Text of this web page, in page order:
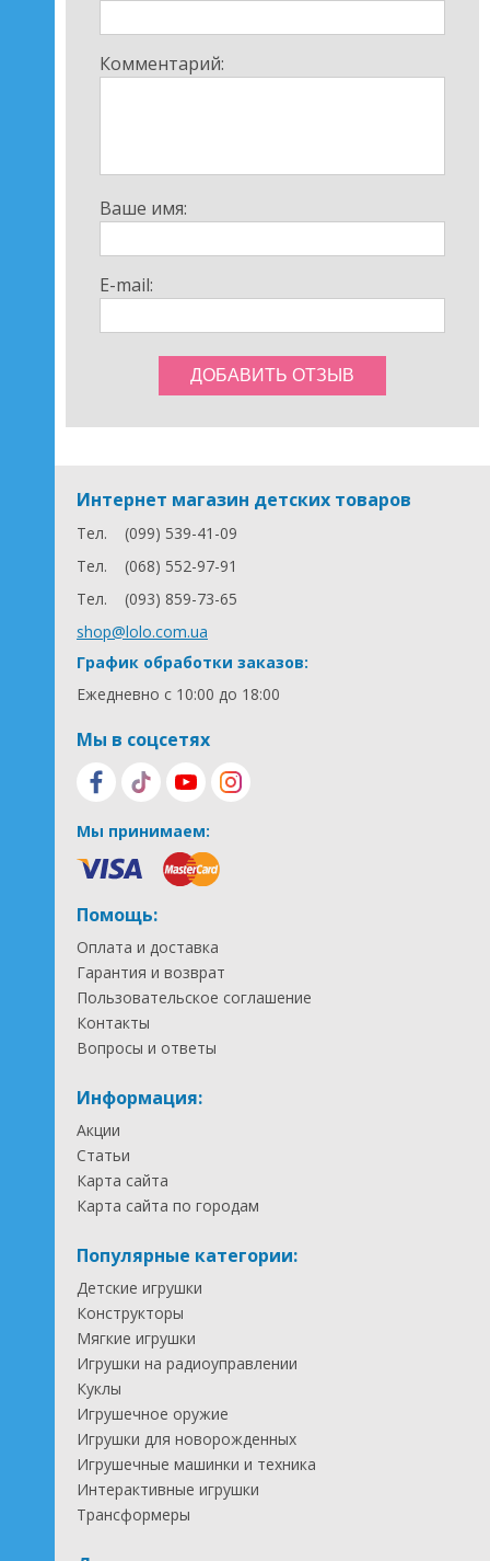
Комментарий:
Ваше имя:
E-mail:
Интернет магазин детских товаров
Тел.
(099) 539-41-09
Тел.
(068) 552-97-91
Тел.
(093) 859-73-65
shop@lolo.com.ua
График обработки заказов:
Ежедневно с 10:00 до 18:00
Мы в соцсетях
Мы принимаем:
Помощь:
Оплата и доставка
Гарантия и возврат
Пользовательское соглашение
Контакты
Вопросы и ответы
Информация:
Акции
Статьи
Карта сайта
Карта сайта по городам
Популярные категории:
Детские игрушки
Конструкторы
Мягкие игрушки
Игрушки на радиоуправлении
Куклы
Игрушечное оружие
Игрушки для новорожденных
Игрушечные машинки и техника
Интерактивные игрушки
Трансформеры